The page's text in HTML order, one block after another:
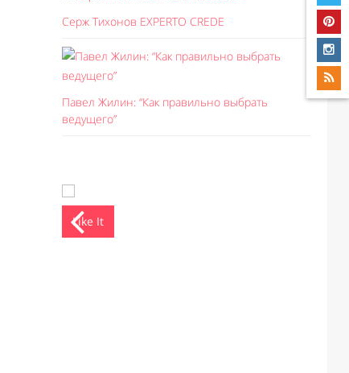
Серж Тихонов EXPERTO CREDE
Павел Жилин: “Как правильно выбрать
ведущего”
Like It